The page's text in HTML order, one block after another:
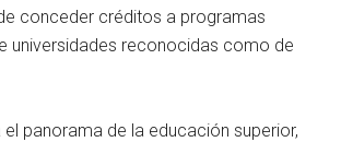
conceder créditos a programas
universidades reconocidas como de
panorama de la educación superior,